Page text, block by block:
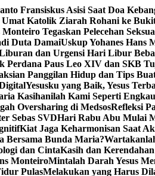
Fransiskus Asisi Saat Doa
Katolik Ziarah Rohani ke
Tegaskan Pelecehan
Duta DamaiUskup Yohanes Hans
dan Urgensi Hari Libur
Perdana Paus Leo XIV dan SKB
Panggilan Hidup dan Tips
Yesusku yang Baik, Yesus
Kasihanilah Kami Seperti
Oversharing di MedsosRefleksi
Sebas SVDHari Rabu Abu Mulai
Kiat Jaga Keharmonisan Saat
Bersama Bunda Maria?
dan CintaKasih dan
MonteiroMintalah Darah Yesus
PulasMelakukan yang Harus